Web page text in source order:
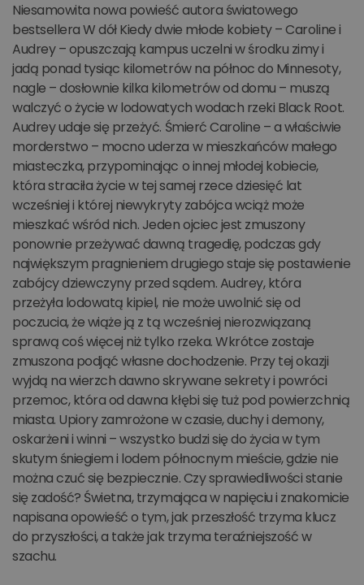
Niesamowita nowa powieść autora światowego
bestsellera W dół Kiedy dwie młode kobiety – Caroline i
Audrey – opuszczają kampus uczelni w środku zimy i
jadą ponad tysiąc kilometrów na północ do Minnesoty,
nagle – dosłownie kilka kilometrów od domu – muszą
walczyć o życie w lodowatych wodach rzeki Black Root.
Audrey udaje się przeżyć. Śmierć Caroline – a właściwie
morderstwo – mocno uderza w mieszkańców małego
miasteczka, przypominając o innej młodej kobiecie,
która straciła życie w tej samej rzece dziesięć lat
wcześniej i której niewykryty zabójca wciąż może
mieszkać wśród nich. Jeden ojciec jest zmuszony
ponownie przeżywać dawną tragedię, podczas gdy
największym pragnieniem drugiego staje się postawienie
zabójcy dziewczyny przed sądem. Audrey, która
przeżyła lodowatą kipiel, nie może uwolnić się od
poczucia, że ​​wiąże ją z tą wcześniej nierozwiązaną
sprawą coś więcej niż tylko rzeka. Wkrótce zostaje
zmuszona podjąć własne dochodzenie. Przy tej okazji
wyjdą na wierzch dawno skrywane sekrety i powróci
przemoc, która od dawna kłębi się tuż pod powierzchnią
miasta. Upiory zamrożone w czasie, duchy i demony,
oskarżeni i winni – wszystko budzi się do życia w tym
skutym śniegiem i lodem północnym mieście, gdzie nie
można czuć się bezpiecznie. Czy sprawiedliwości stanie
się zadość? Świetna, trzymająca w napięciu i znakomicie
napisana opowieść o tym, jak przeszłość trzyma klucz
do przyszłości, a także jak trzyma teraźniejszość w
szachu.